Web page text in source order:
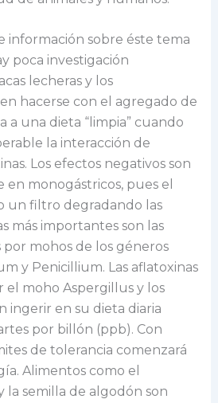
información sobre éste tema
poca investigación
lecheras y los
hacerse con el agregado de
a una dieta “limpia” cuando
la interacción de
Los efectos negativos son
en monogástricos, pues el
un filtro degradando las
más importantes son las
mohos de los géneros
y Penicillium. Las aflatoxinas
el moho Aspergillus y los
ingerir en su dieta diaria
por billón (ppb). Con
de tolerancia comenzará
Alimentos como el
la semilla de algodón son